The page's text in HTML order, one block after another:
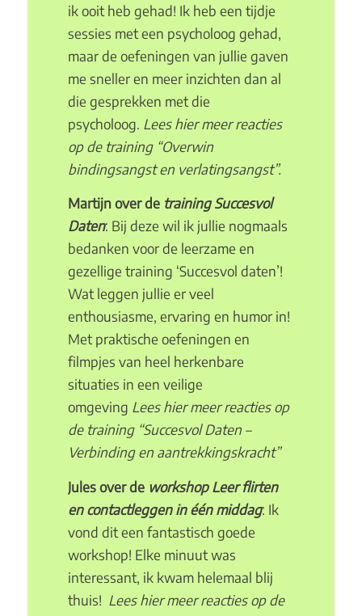
ik ooit heb gehad! Ik heb een tijdje
sessies met een psycholoog gehad,
maar de oefeningen van jullie gaven
me sneller en meer inzichten dan al
die gesprekken met die
psycholoog. Leeshiermeer reacties
op de training “Overwin
bindingsangst en verlatingsangst”.
Martijn over detraining Succesvol
Daten: Bij deze wil ik jullie nogmaals
bedanken voor de leerzame en
gezellige training ‘Succesvol daten’!
Wat leggen jullie er veel
enthousiasme, ervaring en humor in!
Met praktische oefeningen en
filmpjes van heel herkenbare
situaties in een veilige
omgeving Leeshiermeer reacties op
de training “Succesvol Daten –
Verbinding en aantrekkingskracht”
Jules over de workshop Leer flirten
en contactleggen in één middag: Ik
vond dit een fantastisch goede
workshop! Elke minuut was
interessant, ik kwam helemaal blij
thuis! Leeshiermeer reacties op de